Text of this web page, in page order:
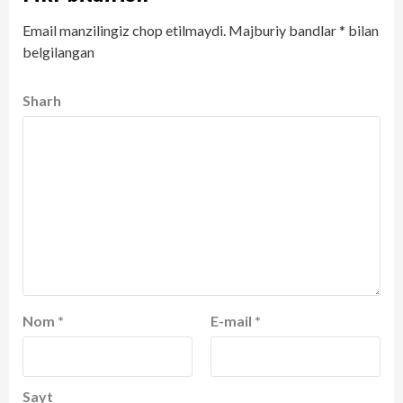
Email manzilingiz chop etilmaydi. Majburiy bandlar* bilan
belgilangan
Sharh
Nom * E-mail *
Sayt